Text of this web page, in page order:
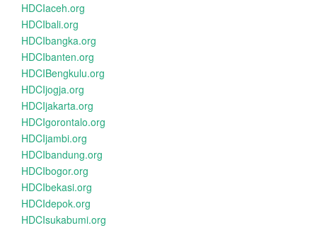
HDCIaceh.org
HDCIbali.org
HDCIbangka.org
HDCIbanten.org
HDCIBengkulu.org
HDCIjogja.org
HDCIjakarta.org
HDCIgorontalo.org
HDCIjambi.org
HDCIbandung.org
HDCIbogor.org
HDCIbekasi.org
HDCIdepok.org
HDCIsukabumi.org